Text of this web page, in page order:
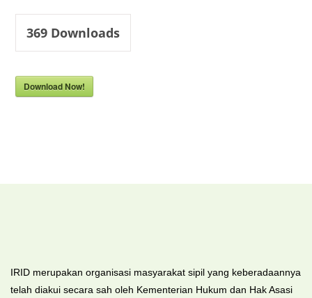
369 Downloads
Download Now!
IRID merupakan organisasi masyarakat sipil yang keberadaannya
telah diakui secara sah oleh Kementerian Hukum dan Hak Asasi